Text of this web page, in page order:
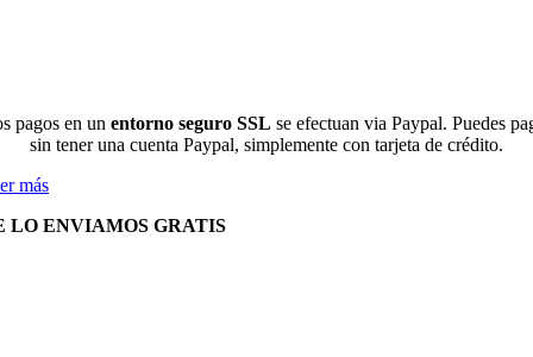
pagos en un entorno seguro SSL se efectuan via Paypal. Puedes
sin tener una cuenta Paypal, simplemente con tarjeta de crédito.
más
LO ENVIAMOS GRATIS